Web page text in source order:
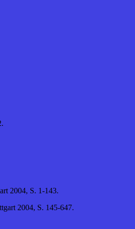
2004, S. 1-143.
2004, S. 145-647.